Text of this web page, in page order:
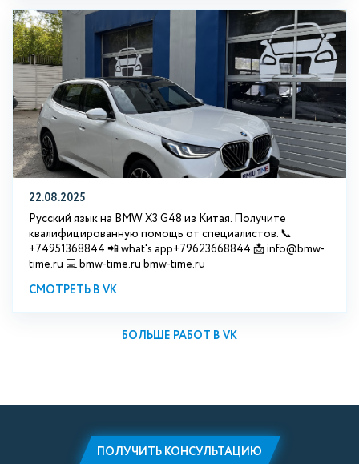
22.08.2025
Русский язык на BMW X3 G48 из Китая. Получите
квалифицированную помощь от специалистов. 📞
+74951368844 📲 what's app+79623668844 📩 info@bmw-
time.ru 💻 bmw-time.ru bmw-time.ru
СМОТРЕТЬ В VK
БОЛЬШЕ РАБОТ В VK
ПОЛУЧИТЬ КОНСУЛЬТАЦИЮ